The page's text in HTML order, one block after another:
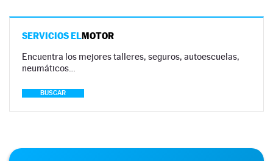
SERVICIOS ELMOTOR
Encuentra los mejores talleres, seguros, autoescuelas,
neumáticos…
BUSCAR